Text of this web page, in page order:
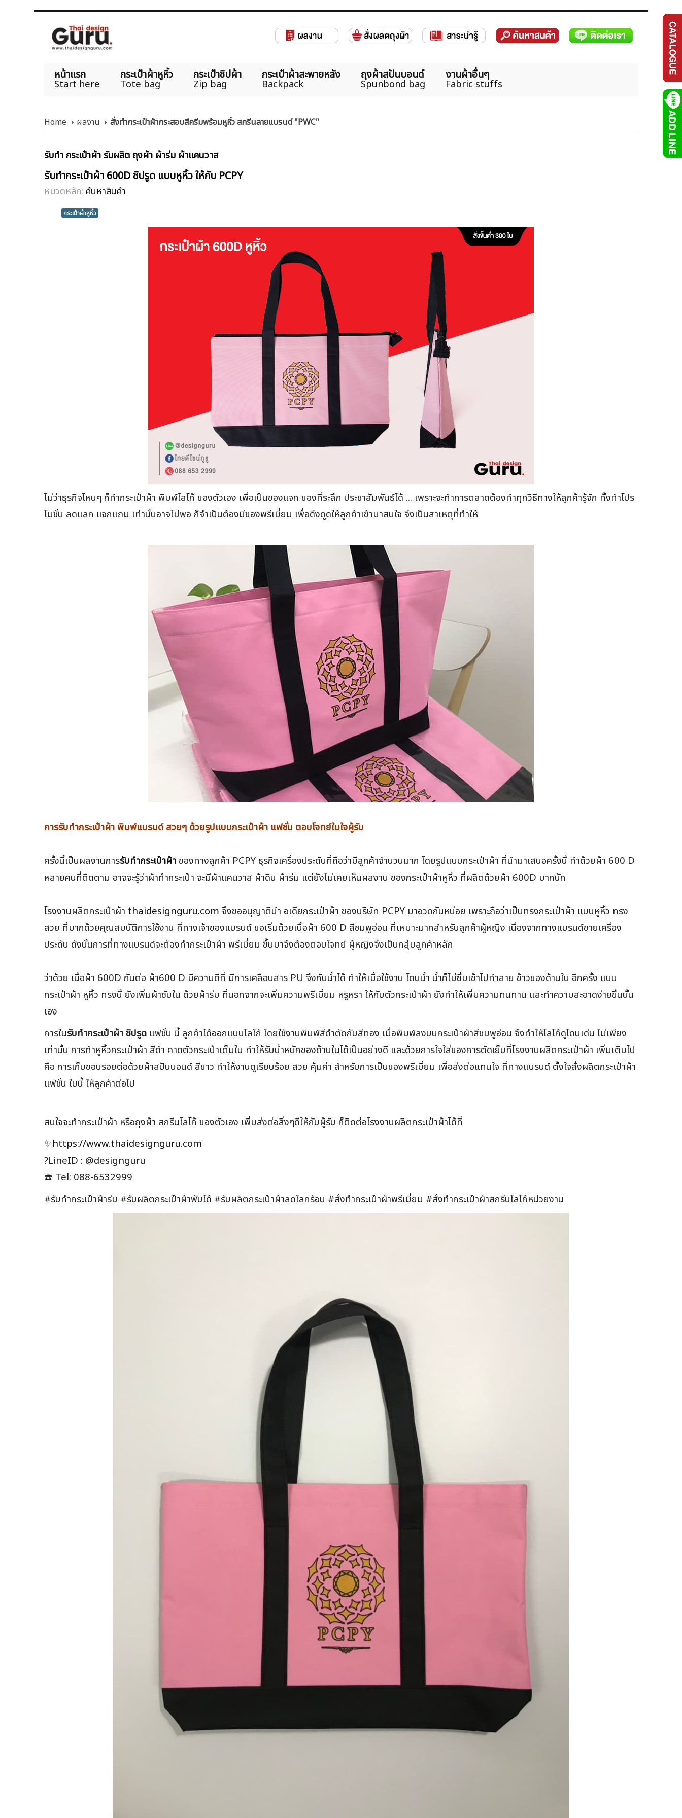
หน้าแรก
Start here
กระเป๋าผ้าหูหิ้ว
Tote bag
กระเป๋าซิปผ้า
Zip bag
กระเป๋าผ้าสะพายหลัง
Backpack
ถุงผ้าสปันบอนด์
Spunbond bag
งานผ้าอื่นๆ
Fabric stuffs
Home ผลงาน สั่งทำกระเป๋าผ้ากระสอบสีครีมพร้อมหูหิ้ว สกรีนลายแบรนด์ "PWC"
รับทำ กระเป๋าผ้า รับผลิต ถุงผ้า ผ้าร่ม ผ้าแคนวาส
รับทำกระเป๋าผ้า 600D ซิปรูด แบบหูหิ้ว ให้กับ PCPY
หมวดหลัก: ค้นหาสินค้า
กระเป๋าผ้าหูหิ้ว
ไม่ว่าธุรกิจไหนๆ ก็ทำกระเป๋าผ้า พิมพ์โลโก้ ของตัวเอง เพื่อเป็นของแจก ของที่ระลึก ประชาสัมพันธ์ได้ ... เพราะจะทำการตลาดต้องทำทุกวิธีทางให้ลูกค้ารู้จัก ทั้งทำโปร
โมชั่น ลดแลก แจกแถม เท่านั้นอาจไม่พอ ก็จำเป็นต้องมีของพรีเมี่ยม เพื่อดึงดูดให้ลูกค้าเข้ามาสนใจ จึงเป็นสาเหตุที่ทำให้
การรับทำกระเป๋าผ้า พิมพ์แบรนด์ สวยๆ ด้วยรูปแบบกระเป๋าผ้า แฟชั่น ตอบโจทย์ในใจผู้รับ
ครั้งนี้เป็นผลงานการรับทำกระเป๋าผ้าของทางลูกค้า PCPY ธุรกิจเครื่องประดับที่ถือว่ามีลูกค้าจำนวนมาก โดยรูปแบบกระเป๋าผ้า ที่นำมาเสนอครั้งนี้ ทำด้วยผ้า 600 D
หลายคนที่ติดตาม อาจจะรู้ว่าผ้าทำกระเป๋า จะมีผ้าแคนวาส ผ้าดิบ ผ้าร่ม แต่ยังไม่เคยเห็นผลงาน ของกระเป๋าผ้าหูหิ้ว ที่ผลิตด้วยผ้า 600D มากนัก
โรงงานผลิตกระเป๋าผ้า thaidesignguru.com จึงขออนุญาตินำ อเดียกระเป๋าผ้า ของบริษัท PCPY มาอวดกันหน่อย เพราะถือว่าเป็นทรงกระเป๋าผ้า แบบหูหิ้ว ทรง
สวย ที่มากด้วยคุณสมบัติการใช้งาน ที่ทางเจ้าของแบรนด์ ขอเริ่มด้วยเนื้อผ้า 600 D สีชมพูอ่อน ที่เหมาะมากสำหรับลูกค้าผู้หญิง เนื่องจากทางแบรนด์ขายเครื่อง
ประดับ ดังนั้นการที่ทางแบรนด์จะต้องทำกระเป๋าผ้า พรีเมี่ยม ขึ้นมาจึงต้องตอบโจทย์ ผู้หญิงจึงเป็นกลุ่มลูกค้าหลัก
ว่าด้วย เนื้อผ้า 600D กันต่อ ผ้า600 D มีความดีที่ มีการเคลือบสาร PU จึงกันน้ำได้ ทำให้เมื่อใช้งาน โดนน้ำ น้ำก็ไม่ซึ่มเข้าไปทำลาย ข้าวของด้านใน อีกครั้ง แบบ
กระเป๋าผ้า หูหิ้ว ทรงนี้ ยังเพิ่มผ้าซับใน ด้วยผ้าร่ม ที่นอกจากจะเพิ่มความพรีเมี่ยม หรูหรา ให้กับตัวกระเป๋าผ้า ยังทำให้เพิ่มความทนทาน และทำความสะอาดง่ายขึ้นนั้น
เอง
การในรับทำกระเป๋าผ้า ซิปรูด แฟชั่น นี้ ลูกค้าได้ออกแบบโลโก้ โดยใช้งานพิมพ์สีดำตัดกับสีทอง เมื่อพิมพ์ลงบนกระเป๋าผ้าสีชมพูอ่อน จึงทำให้โลโก้ดูโดนเด่น ไม่เพียง
เท่านั้น การทำหูหิ้วกระเป๋าผ้า สีดำ คาดตัวกระเป๋าเต็มใบ ทำให้รับน้ำหนักของด้านในได้เป็นอย่างดี และด้วยการใจใส่ของการตัดเย็บที่โรงงานผลิตกระเป๋าผ้า เพิ่มเติมไป
คือ การเก็บขอบรอยต่อด้วยผ้าสปันบอนด์ สีขาว ทำให้งานดูเรียบร้อย สวย คุ้มค่า สำหรับการเป็นของพรีเมี่ยม เพื่อส่งต่อแทนใจ ที่ทางแบรนด์ ตั้งใจสั่งผลิตกระเป๋าผ้า
แฟชั่น ใบนี้ ให้ลูกค้าต่อไป
สนใจจะทำกระเป๋าผ้า หรือถุงผ้า สกรีนโลโก้ ของตัวเอง เพิ่มส่งต่อสิ่งๆดีให้กับผู้รับ ก็ติดต่อโรงงานผลิตกระเป๋าผ้าได้ที่
✨https://www.thaidesignguru.com
?LineID : @designguru
☎️ Tel: 088-6532999
#รับทำกระเป๋าผ้าร่ม #รับผลิตกระเป๋าผ้าพับได้ #รับผลิตกระเป๋าผ้าลดโลกร้อน #สั่งทำกระเป๋าผ้าพรีเมี่ยม #สั่งทำกระเป๋าผ้าสกรีนโลโก้หน่วยงาน